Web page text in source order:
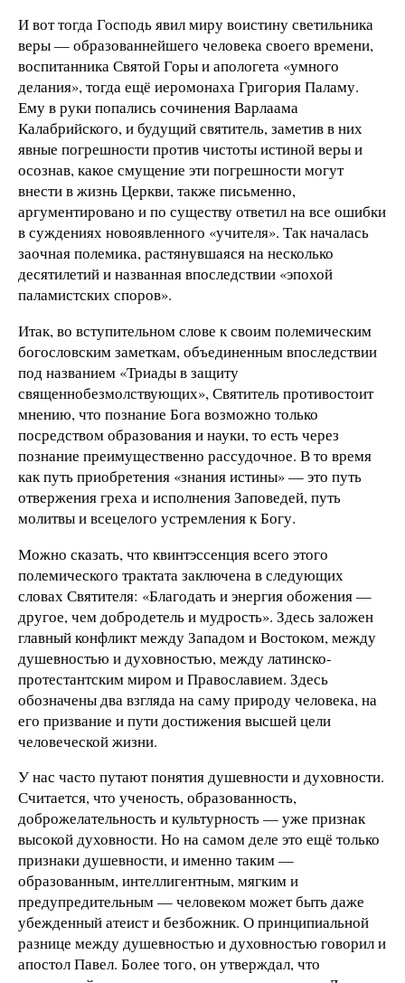
И вот тогда Господь явил миру воистину светильника
веры — образованнейшего человека своего времени,
воспитанника Святой Горы и апологета «умного
делания», тогда ещё иеромонаха Григория Паламу.
Ему в руки попались сочинения Варлаама
Калабрийского, и будущий святитель, заметив в них
явные погрешности против чистоты истиной веры и
осознав, какое смущение эти погрешности могут
внести в жизнь Церкви, также письменно,
аргументировано и по существу ответил на все ошибки
в суждениях новоявленного «учителя». Так началась
заочная полемика, растянувшаяся на несколько
десятилетий и названная впоследствии «эпохой
паламистских споров».
Итак, во вступительном слове к своим полемическим
богословским заметкам, объединенным впоследствии
под названием «Триады в защиту
священнобезмолствующих», Святитель противостоит
мнению, что познание Бога возможно только
посредством образования и науки, то есть через
познание преимущественно рассудочное. В то время
как путь приобретения «знания истины» — это путь
отвержения греха и исполнения Заповедей, путь
молитвы и всецелого устремления к Богу.
Можно сказать, что квинтэссенция всего этого
полемического трактата заключена в следующих
словах Святителя: «Благодать и энергия обожения —
другое, чем добродетель и мудрость». Здесь заложен
главный конфликт между Западом и Востоком, между
душевностью и духовностью, между латинско-
протестантским миром и Православием. Здесь
обозначены два взгляда на саму природу человека, на
его призвание и пути достижения высшей цели
человеческой жизни.
У нас часто путают понятия душевности и духовности.
Считается, что ученость, образованность,
доброжелательность и культурность — уже признак
высокой духовности. Но на самом деле это ещё только
признаки душевности, и именно таким —
образованным, интеллигентным, мягким и
предупредительным — человеком может быть даже
убежденный атеист и безбожник. О принципиальной
разнице между душевностью и духовностью говорил и
апостол Павел. Более того, он утверждал, что